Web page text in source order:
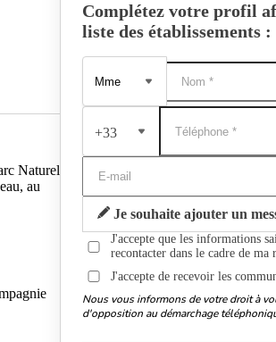
Naturel
au
Complétez votre profil
liste des établissements :
+33
Je souhaite ajouter un
J'accepte que les informations
recontacter dans le cadre de ma
J'accepte de recevoir les
Nous vous informons de votre droit à
d'opposition au démarchage